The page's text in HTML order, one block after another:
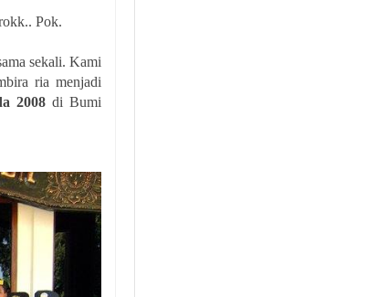
Pok.
sekali. Kami
ria menjadi
2008di Bumi